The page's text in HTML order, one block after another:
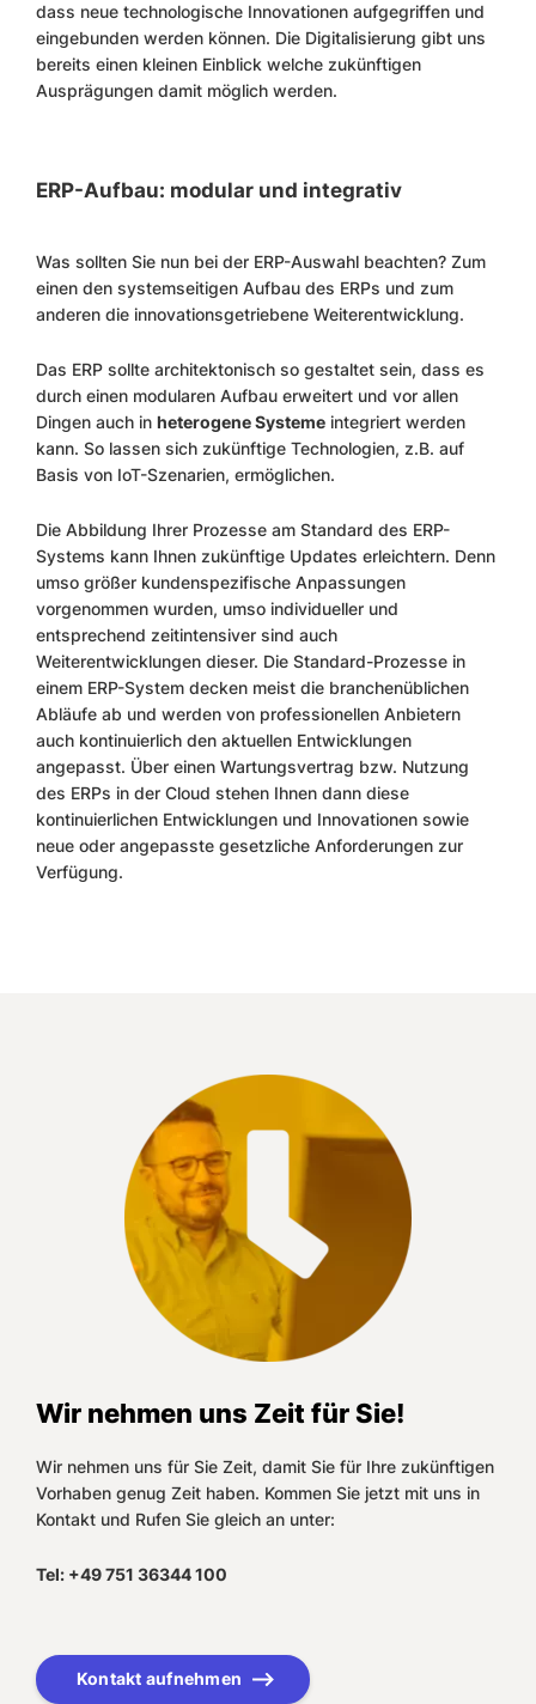
dass neue technologische Innovationen aufgegriffen und
eingebunden werden können. Die Digitalisierung gibt uns
bereits einen kleinen Einblick welche zukünftigen
Ausprägungen damit möglich werden.
ERP-Aufbau: modular und integrativ
Was sollten Sie nun bei der ERP-Auswahl beachten? Zum
einen den systemseitigen Aufbau des ERPs und zum
anderen die innovationsgetriebene Weiterentwicklung.
Das ERP sollte architektonisch so gestaltet sein, dass es
durch einen modularen Aufbau erweitert und vor allen
Dingen auch in heterogene Systeme integriert werden
kann. So lassen sich zukünftige Technologien, z.B. auf
Basis von IoT-Szenarien, ermöglichen.
Die Abbildung Ihrer Prozesse am Standard des ERP-
Systems kann Ihnen zukünftige Updates erleichtern. Denn
umso größer kundenspezifische Anpassungen
vorgenommen wurden, umso individueller und
entsprechend zeitintensiver sind auch
Weiterentwicklungen dieser. Die Standard-Prozesse in
einem ERP-System decken meist die branchenüblichen
Abläufe ab und werden von professionellen Anbietern
auch kontinuierlich den aktuellen Entwicklungen
angepasst. Über einen Wartungsvertrag bzw. Nutzung
des ERPs in der Cloud stehen Ihnen dann diese
kontinuierlichen Entwicklungen und Innovationen sowie
neue oder angepasste gesetzliche Anforderungen zur
Verfügung.
Wir nehmen uns Zeit für Sie!
Wir nehmen uns für Sie Zeit, damit Sie für Ihre zukünftigen
Vorhaben genug Zeit haben. Kommen Sie jetzt mit uns in
Kontakt und Rufen Sie gleich an unter:
Tel: +49 751 36344 100
Kontakt aufnehmen